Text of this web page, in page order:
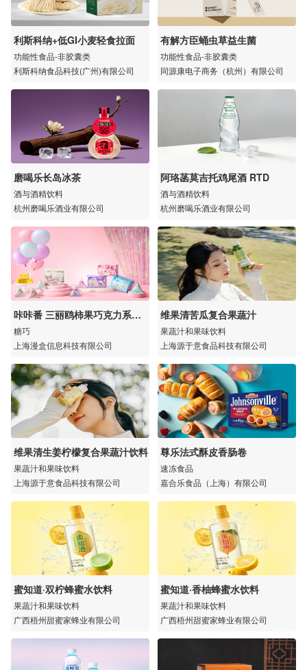
利斯科纳+低GI小麦轻食拉面
功能性食品-非胶囊类
利斯科纳食品科技(广州)有限公司
有解方臣蛹虫草益生菌
功能性食品-非胶囊类
同源康电子商务（杭州）有限公司
磨喝乐长岛冰茶
酒与酒精饮料
杭州磨喝乐酒业有限公司
阿珞菡莫吉托鸡尾酒 RTD
酒与酒精饮料
杭州磨喝乐酒业有限公司
咔咔番 三丽鸥柿果巧克力系列
（芝士白巧味）
糖巧
上海漫盒信息科技有限公司
维果清苦瓜复合果蔬汁
果蔬汁和果味饮料
上海源于意食品科技有限公司
维果清生姜柠檬复合果蔬汁饮料
果蔬汁和果味饮料
上海源于意食品科技有限公司
尊乐法式酥皮香肠卷
速冻食品
嘉合乐食品（上海）有限公司
蜜知道·双柠蜂蜜水饮料
果蔬汁和果味饮料
广西梧州甜蜜家蜂业有限公司
蜜知道·香柚蜂蜜水饮料
果蔬汁和果味饮料
广西梧州甜蜜家蜂业有限公司